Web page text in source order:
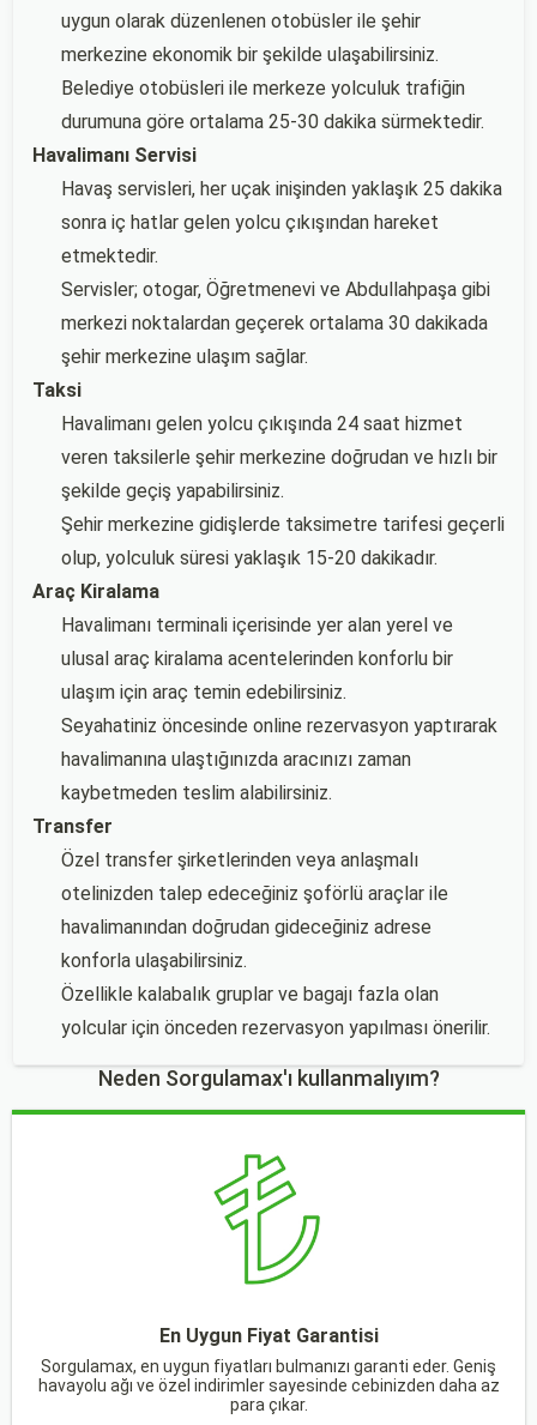
uygun olarak düzenlenen otobüsler ile şehir
merkezine ekonomik bir şekilde ulaşabilirsiniz.
Belediye otobüsleri ile merkeze yolculuk trafiğin
durumuna göre ortalama 25-30 dakika sürmektedir.
Havalimanı Servisi
Havaş servisleri, her uçak inişinden yaklaşık 25 dakika
sonra iç hatlar gelen yolcu çıkışından hareket
etmektedir.
Servisler; otogar, Öğretmenevi ve Abdullahpaşa gibi
merkezi noktalardan geçerek ortalama 30 dakikada
şehir merkezine ulaşım sağlar.
Taksi
Havalimanı gelen yolcu çıkışında 24 saat hizmet
veren taksilerle şehir merkezine doğrudan ve hızlı bir
şekilde geçiş yapabilirsiniz.
Şehir merkezine gidişlerde taksimetre tarifesi geçerli
olup, yolculuk süresi yaklaşık 15-20 dakikadır.
Araç Kiralama
Havalimanı terminali içerisinde yer alan yerel ve
ulusal araç kiralama acentelerinden konforlu bir
ulaşım için araç temin edebilirsiniz.
Seyahatiniz öncesinde online rezervasyon yaptırarak
havalimanına ulaştığınızda aracınızı zaman
kaybetmeden teslim alabilirsiniz.
Transfer
Özel transfer şirketlerinden veya anlaşmalı
otelinizden talep edeceğiniz şoförlü araçlar ile
havalimanından doğrudan gideceğiniz adrese
konforla ulaşabilirsiniz.
Özellikle kalabalık gruplar ve bagajı fazla olan
yolcular için önceden rezervasyon yapılması önerilir.
Neden Sorgulamax'ı kullanmalıyım?
En Uygun Fiyat Garantisi
Sorgulamax, en uygun fiyatları bulmanızı garanti eder. Geniş
havayolu ağı ve özel indirimler sayesinde cebinizden daha az
para çıkar.